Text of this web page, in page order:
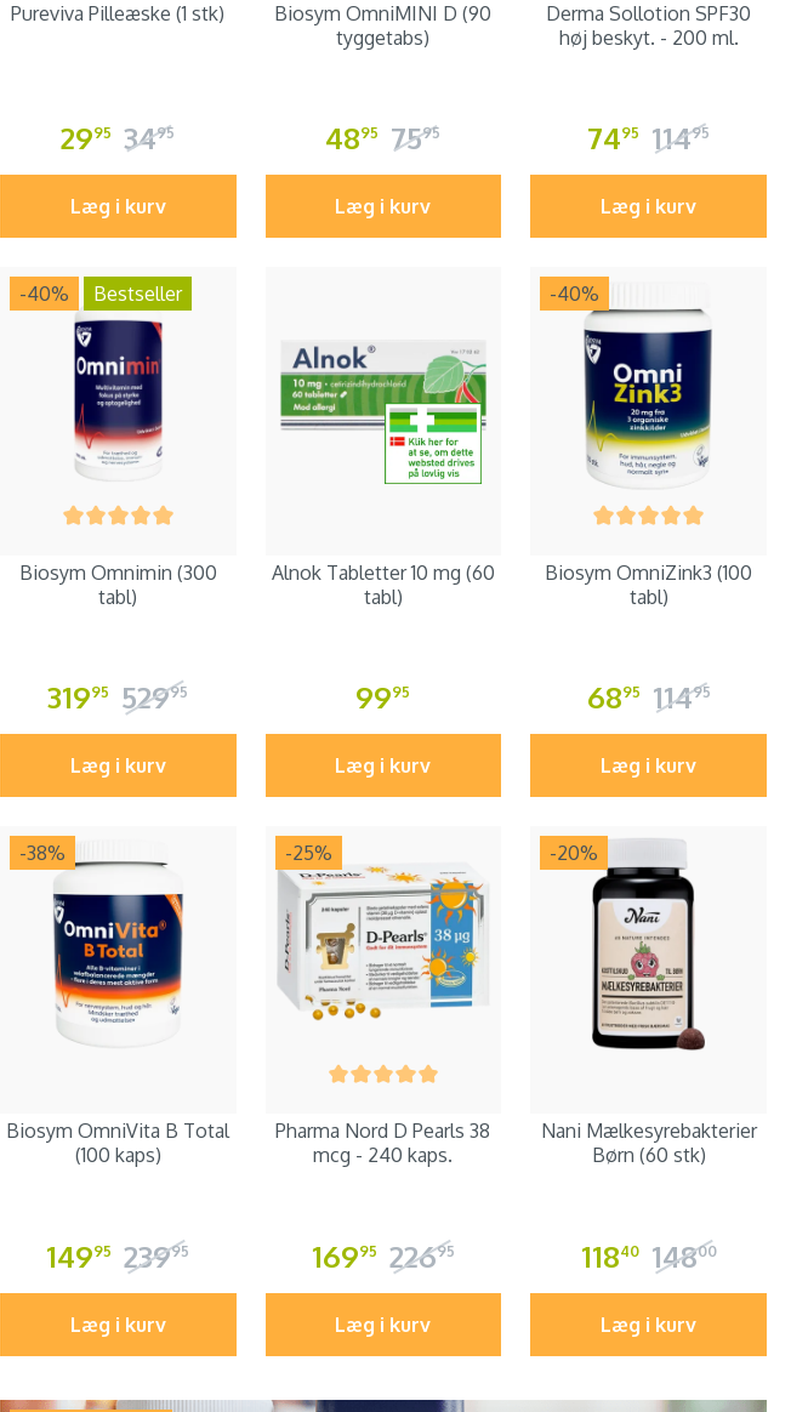
Pureviva Pilleæske (1 stk)
2995 3495
Læg i kurv
Biosym OmniMINI D (90
tyggetabs)
4895 7595
Læg i kurv
Derma Sollotion SPF30
høj beskyt. - 200 ml.
7495 11495
Læg i kurv
-40% Bestseller
Biosym Omnimin (300
tabl)
31995 52995
Læg i kurv
Alnok Tabletter 10 mg (60
tabl)
9995
Læg i kurv
-40%
Biosym OmniZink3 (100
tabl)
6895 11495
Læg i kurv
-38%
Biosym OmniVita B Total
(100 kaps)
14995 23995
Læg i kurv
-25%
Pharma Nord D Pearls 38
mcg - 240 kaps.
16995 22695
Læg i kurv
-20%
Nani Mælkesyrebakterier
Børn (60 stk)
11840 14800
Læg i kurv